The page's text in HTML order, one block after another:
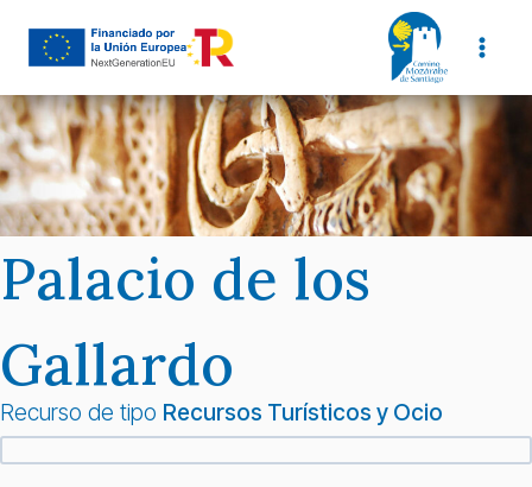
Palacio de los
Gallardo
Recurso de tipo Recursos Turísticos y Ocio